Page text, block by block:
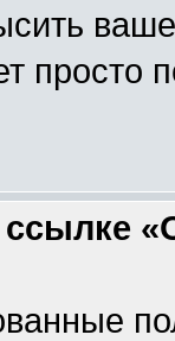
просто